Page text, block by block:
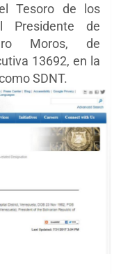
Tesoro de los
Presidente de
Moros, de
13692, en la
SDNT.